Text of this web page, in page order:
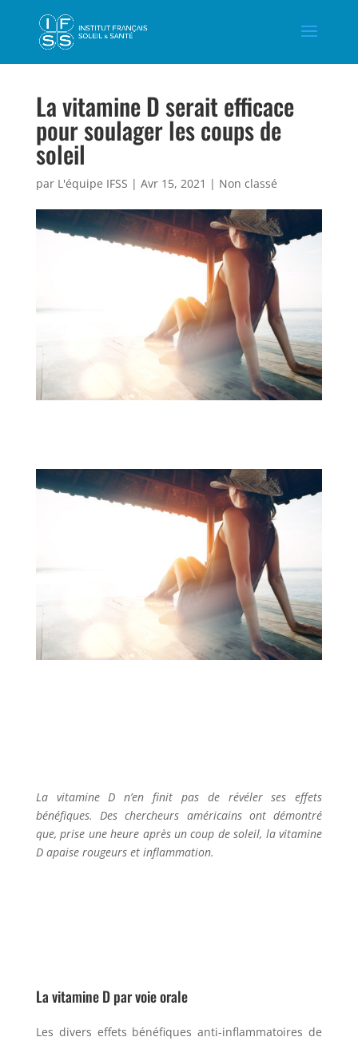
La vitamine D serait efficace
pour soulager les coups de
soleil
par L'équipe IFSS | Avr 15, 2021 | Non classé
La vitamine D n’en finit pas de révéler ses effets
bénéfiques. Des chercheurs américains ont démontré
que, prise une heure après un coup de soleil, la vitamine
D apaise rougeurs et inflammation.
La vitamine D par voie orale
Les divers effets bénéfiques anti-inflammatoires de